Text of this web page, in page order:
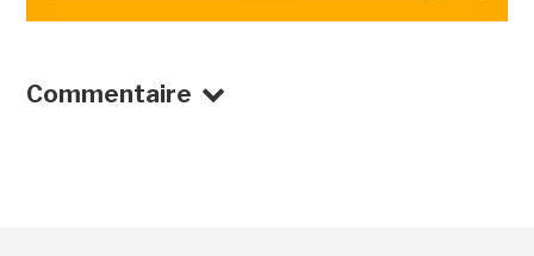
Commentaire